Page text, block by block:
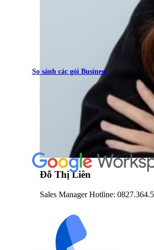
Đỗ Thị Liên
Sales Manager Hotline:
So sánh các gói Business